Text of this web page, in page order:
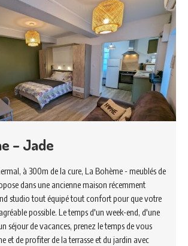
– Jade
à 300m de la cure, La Bohème - meublés de
dans une ancienne maison récemment
studio tout équipé tout confort pour que votre
possible. Le temps d'un week-end, d'une
séjour de vacances, prenez le temps de vous
et de profiter de la terrasse et du jardin avec